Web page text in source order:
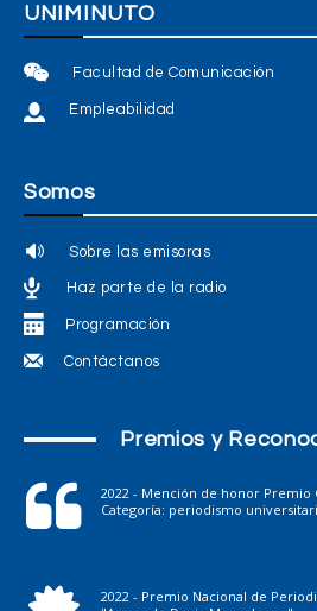
UNIMINUTO
Facultad de Comunicación
Empleabilidad
Somos
Sobre las emisoras
Haz parte de la radio
Programación
Contáctanos
Premios y
2022 - Mención de honor
Categoría: periodismo
2022 - Premio Nacional de